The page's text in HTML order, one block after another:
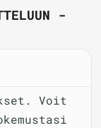
-
Voit